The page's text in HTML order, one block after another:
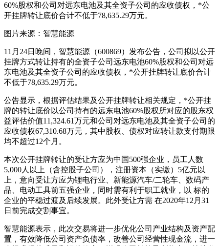
60%股权和公司对远东电池及其全资子公司的应收债权，*公
开挂牌转让底价合计不低于78,635.29万元。
图片来源：智慧能源
11月24日晚间，智慧能源（600869）发布公告，公司拟以公开
挂牌方式转让持有的全资子公司远东电池60%股权和公司对远
东电池及其全资子公司的应收债权，*公开挂牌转让底价合计
不低于78,635.29万元。
公告显示，根据评估结果及公开挂牌转让相关规定，*公开挂
牌的转让底价以公司持有的远东电池60%股权所对应的股东权
益评估价值11,324.61万元和公司对远东电池及其全资子公司的
应收债权67,310.68万元，其中股权、债权对应转让款支付期限
均不超过12个月。
本次公开挂牌转让的受让方应为中国500强企业，员工人数
5,000人以上（含控股子公司），注册资本（实缴）5亿元以
上，意向受让方应为锂电行业、新能源汽车/二轮车、数码产
品、电动工具前五强企业，同时需有利于职工就业，以 标的
企业的平稳过渡及后续发展。此外受让方需 在2020年12月31
日前完成交割事宜。
智慧能源表示，此次交易将进一步优化公司产业结构及资产配
置，有效降低公司资产负债率，改善公司经营性现金流，进一